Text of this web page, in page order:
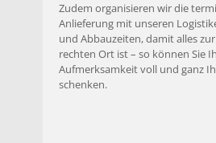
Zudem organisieren wir die
Anlieferung mit unseren
und Abbauzeiten, damit alles
rechten Ort ist – so können Sie
Aufmerksamkeit voll und ganz
schenken.